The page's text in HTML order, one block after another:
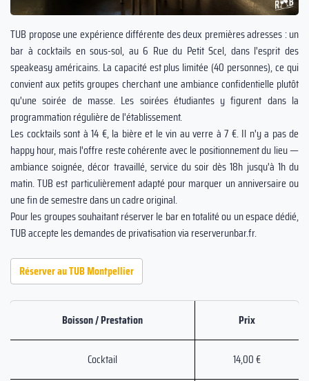
TUB propose une expérience différente des deux premières adresses : un
bar à cocktails en sous-sol, au 6 Rue du Petit Scel, dans l'esprit des
speakeasy américains. La capacité est plus limitée (40 personnes), ce qui
convient aux petits groupes cherchant une ambiance confidentielle plutôt
qu'une soirée de masse. Les soirées étudiantes y figurent dans la
programmation régulière de l'établissement.
Les cocktails sont à 14 €, la bière et le vin au verre à 7 €. Il n'y a pas de
happy hour, mais l'offre reste cohérente avec le positionnement du lieu —
ambiance soignée, décor travaillé, service du soir dès 18h jusqu'à 1h du
matin. TUB est particulièrement adapté pour marquer un anniversaire ou
une fin de semestre dans un cadre original.
Pour les groupes souhaitant réserver le bar en totalité ou un espace dédié,
TUB accepte les demandes de privatisation via reserverunbar.fr.
Réserver au TUB Montpellier
Boisson / Prestation Prix
Cocktail 14,00 €